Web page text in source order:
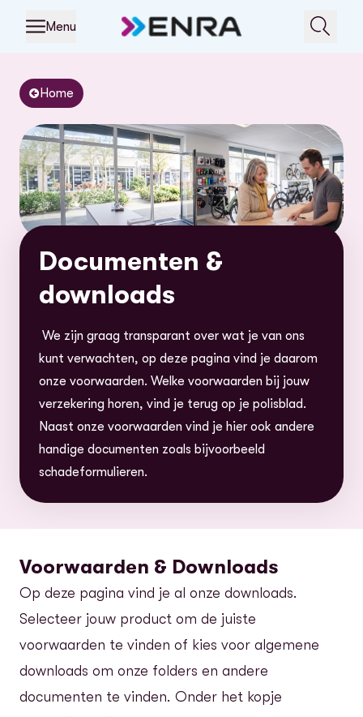
Menu
Home
Documenten &
downloads
We zijn graag transparant over wat je van ons
kunt verwachten, op deze pagina vind je daarom
onze voorwaarden. Welke voorwaarden bij jouw
verzekering horen, vind je terug op je polisblad.
Naast onze voorwaarden vind je hier ook andere
handige documenten zoals bijvoorbeeld
schadeformulieren.
Voorwaarden & Downloads
Op deze pagina vind je al onze downloads.
Selecteer jouw product om de juiste
voorwaarden te vinden of kies voor algemene
downloads om onze folders en andere
documenten te vinden. Onder het kopje